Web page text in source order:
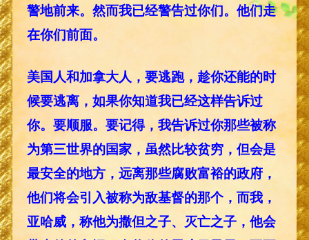
警地前来。然而我已经警告过你们。他们走
在你们前面。
美国人和加拿大人，要逃跑，趁你还能的时
候要逃离，如果你知道我已经这样告诉过
你。要顺服。要记得，我告诉过你那些被称
为第三世界的国家，虽然比较贫穷，但会是
最安全的地方，远离那些腐败富裕的政府，
他们将会引入被称为敌基督的那个，而我，
亚哈威，称他为撒但之子、灭亡之子，他会